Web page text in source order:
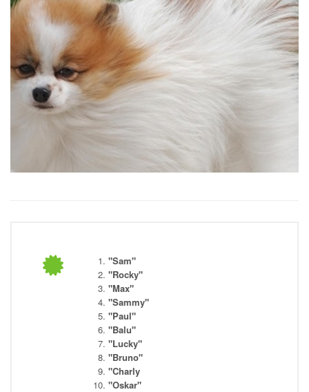
"Sam"
"Rocky"
"Max"
"Sammy"
"Paul"
"Balu"
"Lucky"
"Bruno"
"Charly
"Oskar"